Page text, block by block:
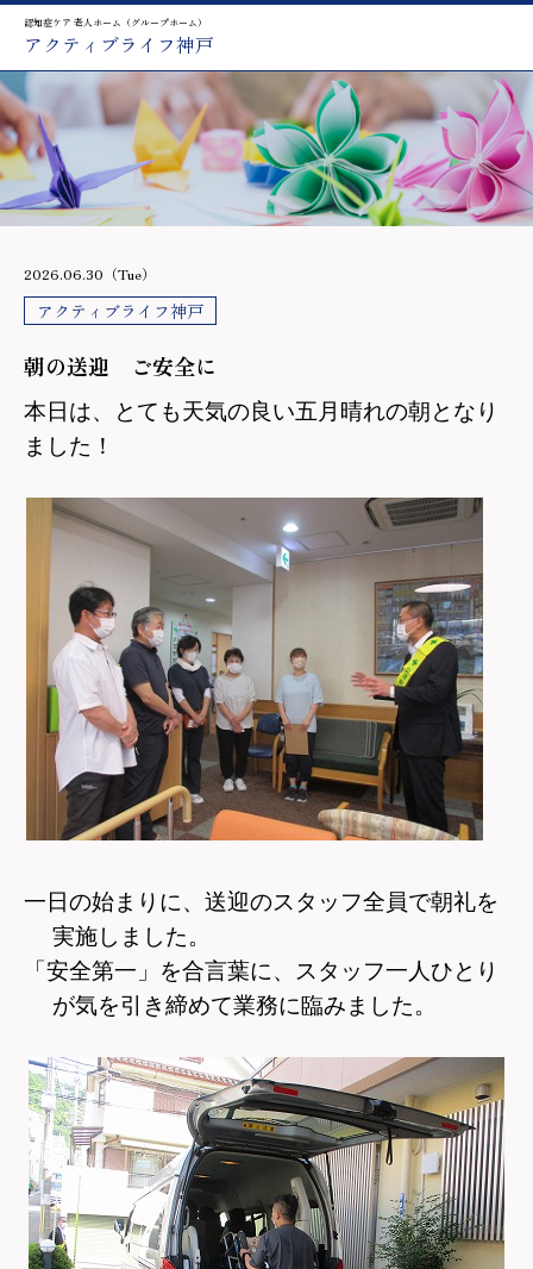
認知症ケア 老人ホーム（グループホーム）
アクティブライフ神戸
2026.06.30（Tue）
アクティブライフ神戸
朝の送迎 ご安全に
本日は、とても天気の良い五月晴れの朝となり
ました！
一日の始まりに、送迎のスタッフ全員で朝礼を
実施しました。
「安全第一」を合言葉に、スタッフ一人ひとり
が気を引き締めて業務に臨みました。